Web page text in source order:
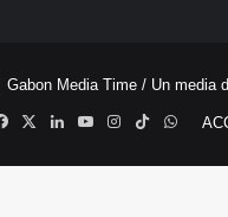
Gabon Media Time / Un media
Facebook
X LinkedinYouTubeInstagram
TikTok